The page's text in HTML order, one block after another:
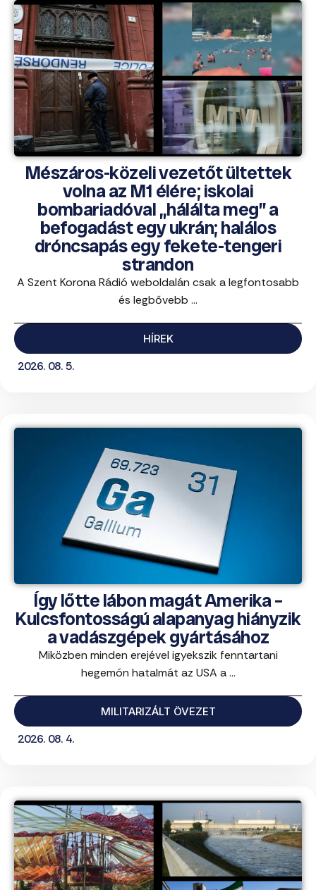
Mészáros-közeli vezetőt ültettek
volna az M1 élére; iskolai
bombariadóval „hálálta meg” a
befogadást egy ukrán; halálos
dróncsapás egy fekete-tengeri
strandon
A Szent Korona Rádió weboldalán csak a legfontosabb
és legbővebb ...
HÍREK
2026. 08. 5.
Így lőtte lábon magát Amerika –
Kulcsfontosságú alapanyag hiányzik
a vadászgépek gyártásához
Miközben minden erejével igyekszik fenntartani
hegemón hatalmát az USA a ...
MILITARIZÁLT ÖVEZET
2026. 08. 4.